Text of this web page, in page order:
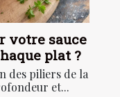
votre sauce
plat ?
des piliers de la
et...